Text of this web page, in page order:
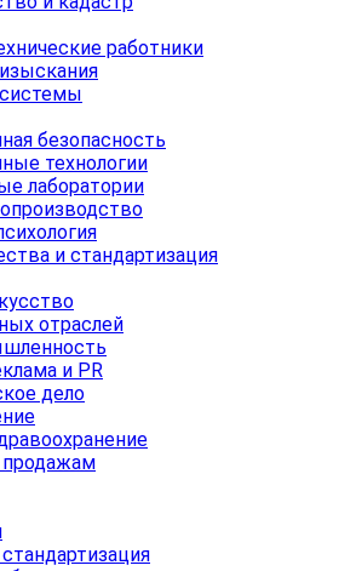
работники
безопасность
технологии
лаборатории
и стандартизация
отраслей
и PR
дело